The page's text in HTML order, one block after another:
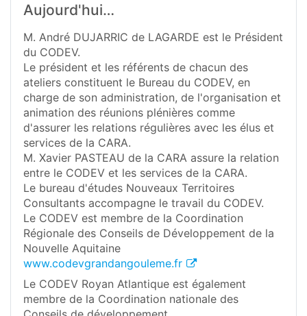
Aujourd'hui…
M. André DUJARRIC de LAGARDE est le Président
du CODEV.
Le président et les référents de chacun des
ateliers constituent le Bureau du CODEV, en
charge de son administration, de l'organisation et
animation des réunions plénières comme
d'assurer les relations régulières avec les élus et
services de la CARA.
M. Xavier PASTEAU de la CARA assure la relation
entre le CODEV et les services de la CARA.
Le bureau d'études Nouveaux Territoires
Consultants accompagne le travail du CODEV.
Le CODEV est membre de la Coordination
Régionale des Conseils de Développement de la
Nouvelle Aquitaine
www.codevgrandangouleme.fr
Le CODEV Royan Atlantique est également
membre de la Coordination nationale des